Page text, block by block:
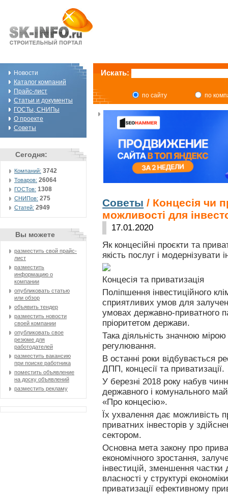
Новости
Каталог компаний
Прайс-лист
Статьи и документы
ГОСТы, СНИПы
О проекте
Советы
Сегодня:
Компаний: 3742
Товаров: 26064
ГОСТов: 1308
СНИПов: 275
Статей: 2949
Вы можете
разместить свой прайс-
лист
разместить
информацию о
компании
опубликовать статью
или обзор
объявить тендер
разместить новости
своей компании
опубликовать свое
резюме для
работодателей
разместить вакансию
при поиске работника
поместить объявление
на доску объявлений
разместить рекламу
Искать:
по сайту по
Советы / Концесія чи
можливості для
17.01.2020
Як концесійні проєкти та
якість послуг і модернізувати
Концесія та приватизація
Поліпшення інвестиційного
сприятливих умов для
умовах державно-приватного
пріоритетом держави.
Така діяльність значною
регулювання.
В останні роки відбувається
ДПП, концесії та приватизації.
У березні 2018 року набув
державного і комунального
«Про концесію».
Їх ухвалення дає можливість
приватних інвесторів у
сектором.
Основна мета закону про
економічного зростання,
інвестицій, зменшення частки
власності у структурі
приватизації ефективному